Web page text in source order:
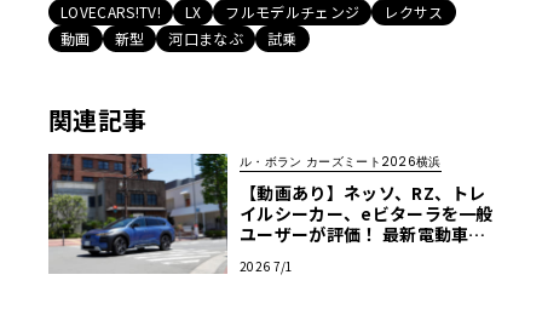
LOVECARS!TV! LX フルモデルチェンジ
レクサス
動画
新型 河口まなぶ 試乗
関連記事
ル・ボラン カーズミート2026横浜
【動画あり】ネッソ、RZ、トレ
イルシーカー、eビターラを一般
ユーザーが評価！ 最新電動車体
ーズミート2026横浜】
2026 7/1